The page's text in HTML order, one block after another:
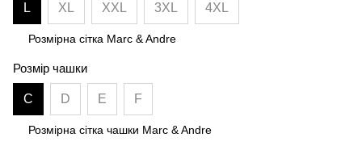
L XL XXL 3XL 4XL
Розмірна сітка Marc & Andre
Розмір чашки
C D E F
Розмірна сітка чашки Marc & Andre